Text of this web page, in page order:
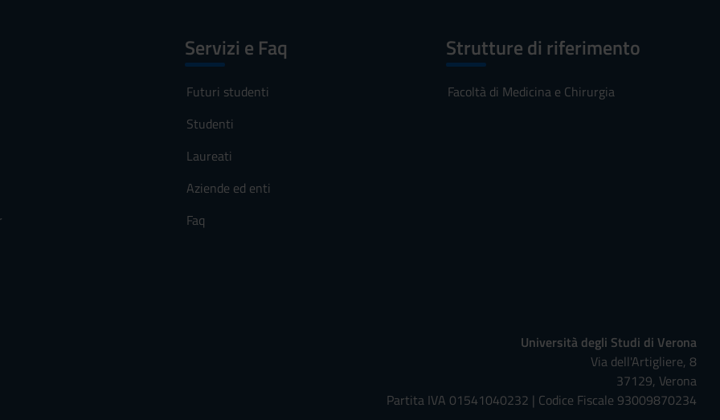
Servizi e Faq
Futuri studenti
Studenti
Laureati
Aziende ed enti
Faq
Strutture di riferimento
Facoltà di Medicina e Chirurgia
Università degli Studi di Verona
Via dell'Artigliere, 8
37129, Verona
Partita IVA 01541040232 | Codice Fiscale 93009870234